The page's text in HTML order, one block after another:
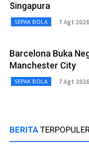
Singapura
SEPAK BOLA 7 Agt 2026
Barcelona Buka
Manchester City
SEPAK BOLA 7 Agt 2026
BERITA